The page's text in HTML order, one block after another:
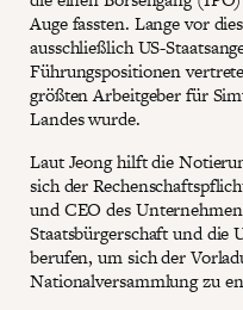
Auge fassten. Lange vor
ausschließlich US-
Führungspositionen
größten Arbeitgeber für
Landes wurde.
Laut Jeong hilft die
sich der
und CEO des
Staatsbürgerschaft und die
berufen, um sich der
Nationalversammlung zu